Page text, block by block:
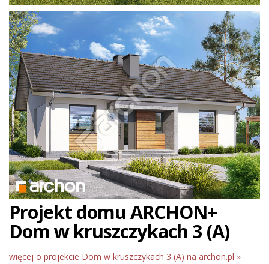
Projekt domu ARCHON+
Dom w kruszczykach 3 (A)
więcej o projekcie Dom w kruszczykach 3 (A) na archon.pl »